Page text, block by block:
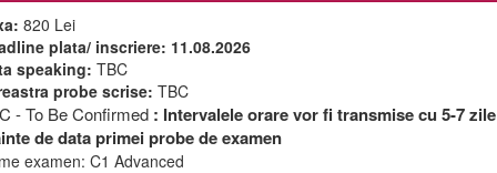
820 Lei
plata/ inscriere: 11.08.2026
speaking: TBC
probe scrise: TBC
- To Be Confirmed : Intervalele orare vor fi transmise cu 5-7 zile
de data primei probe de examen
examen: C1 Advanced